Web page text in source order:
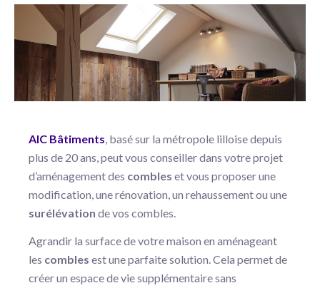
AIC Bâtiments, basé sur la métropole lilloise depuis
plus de 20 ans, peut vous conseiller dans votre projet
d’aménagement des combles et vous proposer une
modification, une rénovation, un rehaussement ou une
surélévation de vos combles.
Agrandir la surface de votre maison en aménageant
les combles est une parfaite solution. Cela permet de
créer un espace de vie supplémentaire sans